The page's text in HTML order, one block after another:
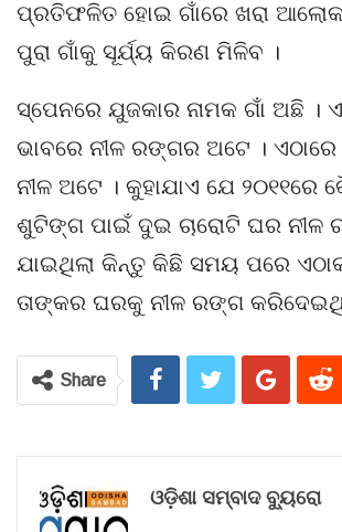
ପ୍ରତିଫଳିତ ହୋଇ ଗାଁରେ ଖରା
ପୁରା ଗାଁକୁ ସୂର୍ଯ୍ୟ କିରଣ ମିଳିବ ।
ସ୍ପେନରେ ଯୁଜକାର ନାମକ ଗାଁ ଅଛି ।
ଭାବରେ ନୀଳ ରଙ୍ଗର ଅଟେ ।
ନୀଳ ଅଟେ । କୁହାଯାଏ ଯେ
ଶୁଟିଙ୍ଗ ପାଇଁ ଦୁଇ ଚାରୋଟି ଘର ନୀଳ
ଯାଇଥିଲା କିନ୍ତୁ କିଛି ସମୟ ପରେ
ତାଙ୍କର ଘରକୁ ନୀଳ ରଙ୍ଗ
Share
ଓଡ଼ିଶା ସମ୍ବାଦ ବ୍ୟୁରୋ